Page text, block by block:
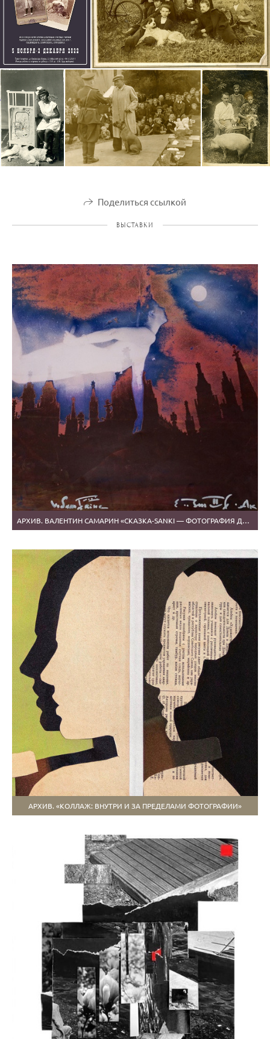
Поделиться ссылкой
ВЫСТАВКИ
АРХИВ. ВАЛЕНТИН САМАРИН «СКАЗКА-SANKI — ФОТОГРАФИЯ ДУШИ ЧЕЛОВЕКА»
АРХИВ. «КОЛЛАЖ: ВНУТРИ И ЗА ПРЕДЕЛАМИ ФОТОГРАФИИ»